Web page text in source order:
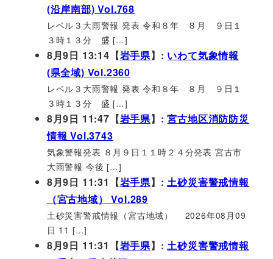
(沿岸南部) Vol.768
レベル３大雨警報 発表 令和８年 ８月 ９日１
３時１３分 盛 […]
8月9日 13:14【岩手県】: いわて気象情報
(県全域) Vol.2360
レベル３大雨警報 発表 令和８年 ８月 ９日１
３時１３分 盛 […]
8月9日 11:47【岩手県】:宮古地区消防防災
情報 Vol.3743
気象警報発表 ８月９日１１時２４分発表 宮古市
大雨警報 今後 […]
8月9日 11:31【岩手県】:土砂災害警戒情報
（宮古地域） Vol.289
土砂災害警戒情報（宮古地域） 2026年08月09
日 11 […]
8月9日 11:31【岩手県】:土砂災害警戒情報